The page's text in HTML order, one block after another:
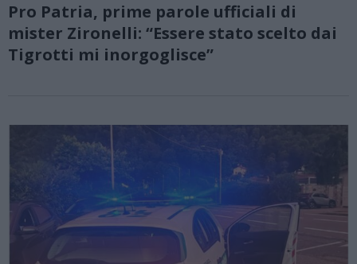
Pro Patria, prime parole ufficiali di
mister Zironelli: “Essere stato scelto dai
Tigrotti mi inorgoglisce”